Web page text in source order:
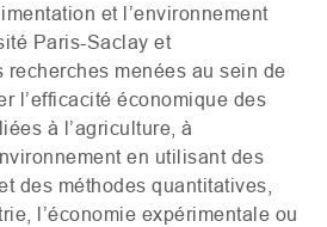
et l’environnement
Paris-Saclay et
recherches menées au sein de
l’efficacité économique des
à l’agriculture, à
en utilisant des
des méthodes quantitatives,
l’économie expérimentale ou